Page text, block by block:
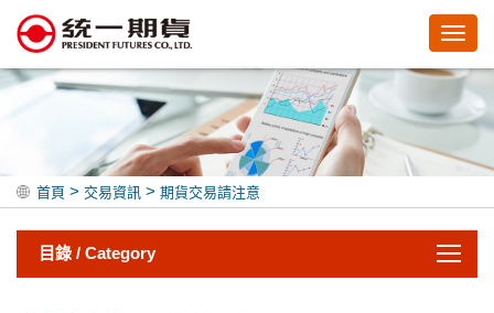
首頁 > 交易資訊 > 期貨交易請注意
目錄 / Category